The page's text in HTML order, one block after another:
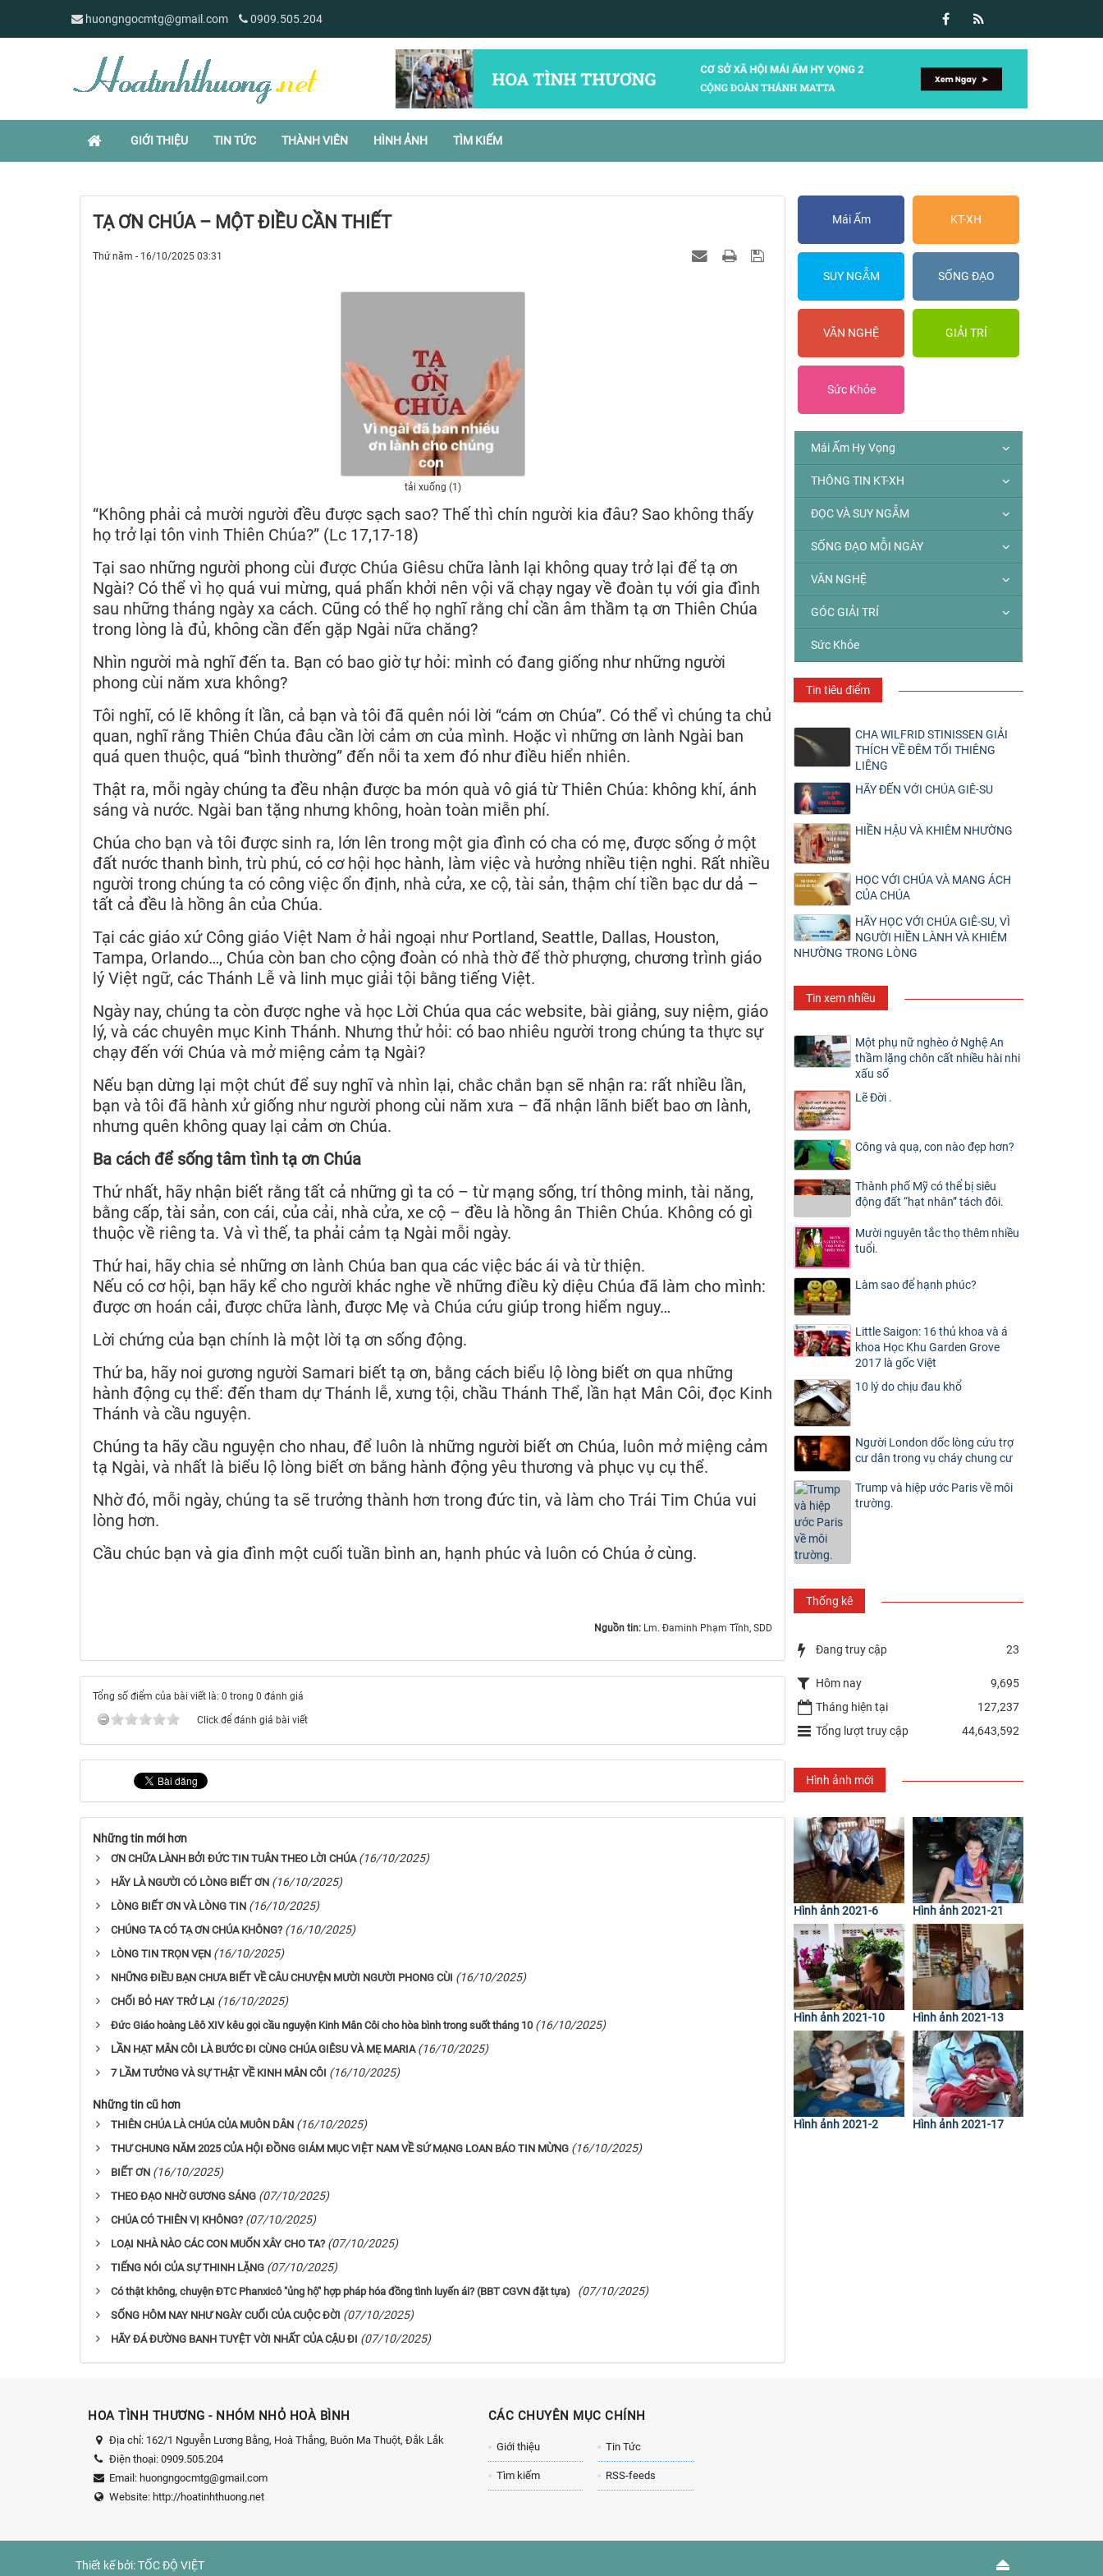
huongngocmtg@gmail.com 0909.505.204
GIỚI THIỆU TIN TỨC THÀNH VIÊN HÌNH ẢNH TÌM KIẾM
TẠ ƠN CHÚA – MỘT ĐIỀU CẦN THIẾT
Thứ năm - 16/10/2025 03:31
tải xuống (1)
“Không phải cả mười người đều được sạch sao? Thế thì chín người kia đâu? Sao không thấy
họ trở lại tôn vinh Thiên Chúa?” (Lc 17,17-18)
Tại sao những người phong cùi được Chúa Giêsu chữa lành lại không quay trở lại để tạ ơn
Ngài? Có thể vì họ quá vui mừng, quá phấn khởi nên vội vã chạy ngay về đoàn tụ với gia đình
sau những tháng ngày xa cách. Cũng có thể họ nghĩ rằng chỉ cần âm thầm tạ ơn Thiên Chúa
trong lòng là đủ, không cần đến gặp Ngài nữa chăng?
Nhìn người mà nghĩ đến ta. Bạn có bao giờ tự hỏi: mình có đang giống như những người
phong cùi năm xưa không?
Tôi nghĩ, có lẽ không ít lần, cả bạn và tôi đã quên nói lời “cám ơn Chúa”. Có thể vì chúng ta chủ
quan, nghĩ rằng Thiên Chúa đâu cần lời cảm ơn của mình. Hoặc vì những ơn lành Ngài ban
quá quen thuộc, quá “bình thường” đến nỗi ta xem đó như điều hiển nhiên.
Thật ra, mỗi ngày chúng ta đều nhận được ba món quà vô giá từ Thiên Chúa: không khí, ánh
sáng và nước. Ngài ban tặng nhưng không, hoàn toàn miễn phí.
Chúa cho bạn và tôi được sinh ra, lớn lên trong một gia đình có cha có mẹ, được sống ở một
đất nước thanh bình, trù phú, có cơ hội học hành, làm việc và hưởng nhiều tiện nghi. Rất nhiều
người trong chúng ta có công việc ổn định, nhà cửa, xe cộ, tài sản, thậm chí tiền bạc dư dả –
tất cả đều là hồng ân của Chúa.
Tại các giáo xứ Công giáo Việt Nam ở hải ngoại như Portland, Seattle, Dallas, Houston,
Tampa, Orlando…, Chúa còn ban cho cộng đoàn có nhà thờ để thờ phượng, chương trình giáo
lý Việt ngữ, các Thánh Lễ và linh mục giải tội bằng tiếng Việt.
Ngày nay, chúng ta còn được nghe và học Lời Chúa qua các website, bài giảng, suy niệm, giáo
lý, và các chuyên mục Kinh Thánh. Nhưng thử hỏi: có bao nhiêu người trong chúng ta thực sự
chạy đến với Chúa và mở miệng cảm tạ Ngài?
Nếu bạn dừng lại một chút để suy nghĩ và nhìn lại, chắc chắn bạn sẽ nhận ra: rất nhiều lần,
bạn và tôi đã hành xử giống như người phong cùi năm xưa – đã nhận lãnh biết bao ơn lành,
nhưng quên không quay lại cảm ơn Chúa.
Ba cách để sống tâm tình tạ ơn Chúa
Thứ nhất, hãy nhận biết rằng tất cả những gì ta có – từ mạng sống, trí thông minh, tài năng,
bằng cấp, tài sản, con cái, của cải, nhà cửa, xe cộ – đều là hồng ân Thiên Chúa. Không có gì
thuộc về riêng ta. Và vì thế, ta phải cảm tạ Ngài mỗi ngày.
Thứ hai, hãy chia sẻ những ơn lành Chúa ban qua các việc bác ái và từ thiện.
Nếu có cơ hội, bạn hãy kể cho người khác nghe về những điều kỳ diệu Chúa đã làm cho mình:
được ơn hoán cải, được chữa lành, được Mẹ và Chúa cứu giúp trong hiểm nguy…
Lời chứng của bạn chính là một lời tạ ơn sống động.
Thứ ba, hãy noi gương người Samari biết tạ ơn, bằng cách biểu lộ lòng biết ơn qua những
hành động cụ thể: đến tham dự Thánh lễ, xưng tội, chầu Thánh Thể, lần hạt Mân Côi, đọc Kinh
Thánh và cầu nguyện.
Chúng ta hãy cầu nguyện cho nhau, để luôn là những người biết ơn Chúa, luôn mở miệng cảm
tạ Ngài, và nhất là biểu lộ lòng biết ơn bằng hành động yêu thương và phục vụ cụ thể.
Nhờ đó, mỗi ngày, chúng ta sẽ trưởng thành hơn trong đức tin, và làm cho Trái Tim Chúa vui
lòng hơn.
Cầu chúc bạn và gia đình một cuối tuần bình an, hạnh phúc và luôn có Chúa ở cùng.
Nguồn tin: Lm. Đaminh Phạm Tĩnh, SDD
Tổng số điểm của bài viết là: 0 trong 0 đánh giá
Click để đánh giá bài viết
Những tin mới hơn
ƠN CHỮA LÀNH BỞI ĐỨC TIN TUÂN THEO LỜI CHÚA (16/10/2025)
HÃY LÀ NGƯỜI CÓ LÒNG BIẾT ƠN (16/10/2025)
LÒNG BIẾT ƠN VÀ LÒNG TIN (16/10/2025)
CHÚNG TA CÓ TẠ ƠN CHÚA KHÔNG? (16/10/2025)
LÒNG TIN TRỌN VẸN (16/10/2025)
NHỮNG ĐIỀU BẠN CHƯA BIẾT VỀ CÂU CHUYỆN MƯỜI NGƯỜI PHONG CÙI (16/10/2025)
CHỐI BỎ HAY TRỞ LẠI (16/10/2025)
Đức Giáo hoàng Lêô XIV kêu gọi cầu nguyện Kinh Mân Côi cho hòa bình trong suốt tháng 10 (16/10/2025)
LẦN HẠT MÂN CÔI LÀ BƯỚC ĐI CÙNG CHÚA GIÊSU VÀ MẸ MARIA (16/10/2025)
7 LẦM TƯỞNG VÀ SỰ THẬT VỀ KINH MÂN CÔI (16/10/2025)
Những tin cũ hơn
THIÊN CHÚA LÀ CHÚA CỦA MUÔN DÂN (16/10/2025)
THƯ CHUNG NĂM 2025 CỦA HỘI ĐỒNG GIÁM MỤC VIỆT NAM VỀ SỨ MẠNG LOAN BÁO TIN MỪNG (16/10/2025)
BIẾT ƠN (16/10/2025)
THEO ĐẠO NHỜ GƯƠNG SÁNG (07/10/2025)
CHÚA CÓ THIÊN VỊ KHÔNG? (07/10/2025)
LOẠI NHÀ NÀO CÁC CON MUỐN XÂY CHO TA? (07/10/2025)
TIẾNG NÓI CỦA SỰ THINH LẶNG (07/10/2025)
Có thật không, chuyện ĐTC Phanxicô "ủng hộ" hợp pháp hóa đồng tình luyến ái? (BBT CGVN đặt tựa) (07/10/2025)
SỐNG HÔM NAY NHƯ NGÀY CUỐI CỦA CUỘC ĐỜI (07/10/2025)
HÃY ĐÁ ĐƯỜNG BANH TUYỆT VỜI NHẤT CỦA CẬU ĐI (07/10/2025)
Mái Ấm KT-XH
SUY NGẪM SỐNG ĐẠO
VĂN NGHỆ GIẢI TRÍ
Sức Khỏe
Mái Ấm Hy Vọng
THÔNG TIN KT-XH
ĐỌC VÀ SUY NGẪM
SỐNG ĐẠO MỖI NGÀY
VĂN NGHỆ
GÓC GIẢI TRÍ
Sức Khỏe
Tin tiêu điểm
CHA WILFRID STINISSEN GIẢI
THÍCH VỀ ĐÊM TỐI THIÊNG
LIÊNG
HÃY ĐẾN VỚI CHÚA GIÊ-SU
HIỀN HẬU VÀ KHIÊM NHƯỜNG
HỌC VỚI CHÚA VÀ MANG ÁCH
CỦA CHÚA
HÃY HỌC VỚI CHÚA GIÊ-SU, VÌ
NGƯỜI HIỀN LÀNH VÀ KHIÊM
NHƯỜNG TRONG LÒNG
Tin xem nhiều
Một phụ nữ nghèo ở Nghệ An
thầm lặng chôn cất nhiều hài nhi
xấu số
Lẽ Đời .
Công và quạ, con nào đẹp hơn?
Thành phố Mỹ có thể bị siêu
động đất “hạt nhân” tách đôi.
Mười nguyên tắc thọ thêm nhiều
tuổi.
Làm sao để hạnh phúc?
Little Saigon: 16 thủ khoa và á
khoa Học Khu Garden Grove
2017 là gốc Việt
10 lý do chịu đau khổ
Người London dốc lòng cứu trợ
cư dân trong vụ cháy chung cư
Trump và hiệp ước Paris về môi
trường.
Thống kê
Đang truy cập 23
Hôm nay
9,695
Tháng hiện tại
127,237
Tổng lượt truy cập
44,643,592
Hình ảnh mới
Hình ảnh 2021-6 Hình ảnh 2021-21
Hình ảnh 2021-10 Hình ảnh 2021-13
Hình ảnh 2021-2 Hình ảnh 2021-17
HOA TÌNH THƯƠNG - NHÓM NHỎ HOÀ BÌNH
Địa chỉ: 162/1 Nguyễn Lương Bằng, Hoà Thắng, Buôn Ma Thuột, Đắk Lắk
Điện thoại: 0909.505.204
Email: huongngocmtg@gmail.com
Website: http://hoatinhthuong.net
CÁC CHUYÊN MỤC CHÍNH
Giới thiệu Tin Tức
Tìm kiếm RSS-feeds
Thiết kế bởi:TỐC ĐỘ VIỆT